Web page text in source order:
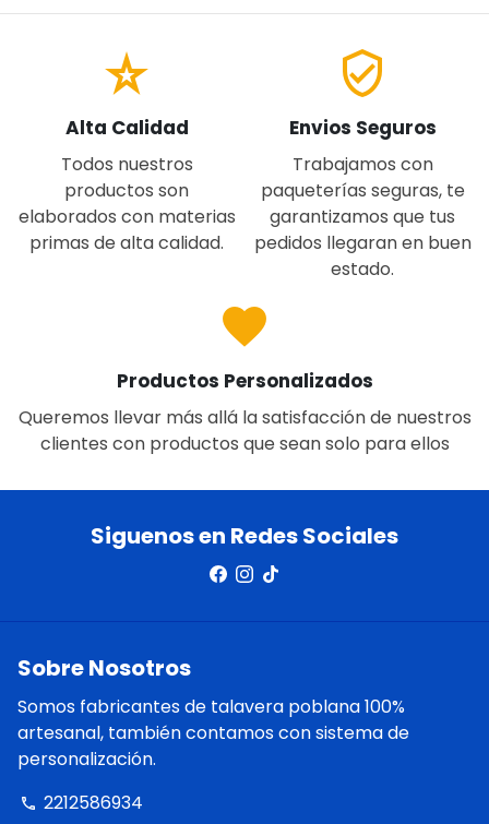
star_rate
Alta Calidad
Todos nuestros
productos son
elaborados con materias
primas de alta calidad.
verified_user
Envios Seguros
Trabajamos con
paqueterías seguras, te
garantizamos que tus
pedidos llegaran en buen
estado.
favorite
Productos Personalizados
Queremos llevar más allá la satisfacción de nuestros
clientes con productos que sean solo para ellos
Siguenos en Redes Sociales
Sobre Nosotros
Somos fabricantes de talavera poblana 100%
artesanal, también contamos con sistema de
personalización.
phone 2212586934